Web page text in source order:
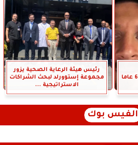
رئيس هيئة الرعاية الصحية يزور
مجموعة إستوورلد لبحث الشراكات
الاستراتيجية ...
الفيس بوك